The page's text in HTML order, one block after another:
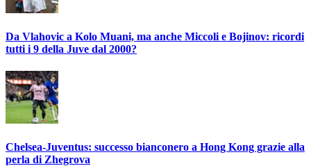
Da Vlahovic a Kolo Muani, ma anche Miccoli e Bojinov: ricordi
tutti i 9 della Juve dal 2000?
Chelsea-Juventus: successo bianconero a Hong Kong grazie alla
perla di Zhegrova